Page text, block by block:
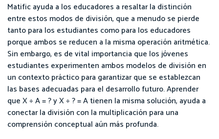
Matific ayuda a los educadores a resaltar la distinción
entre estos modos de división, que a menudo se pierde
tanto para los estudiantes como para los educadores
porque ambos se reducen a la misma operación aritmética.
Sin embargo, es de vital importancia que los jóvenes
estudiantes experimenten ambos modelos de división en
un contexto práctico para garantizar que se establezcan
las bases adecuadas para el desarrollo futuro. Aprender
que X ÷ A = ? y X ÷ ? = A tienen la misma solución, ayuda a
conectar la división con la multiplicación para una
comprensión conceptual aún más profunda.